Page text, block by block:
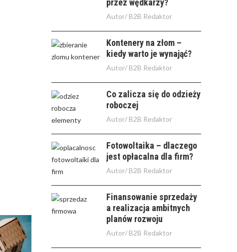
przez wędkarzy?
Autor/ B2B Redaktor
Kontenery na złom –
kiedy warto je wynająć?
Autor/ B2B Redaktor
Co zalicza się do odzieży
roboczej
Autor/ B2B Redaktor
Fotowoltaika – dlaczego
jest opłacalna dla firm?
Autor/ B2B Redaktor
Finansowanie sprzedaży
a realizacja ambitnych
planów rozwoju
Autor/ B2B Redaktor